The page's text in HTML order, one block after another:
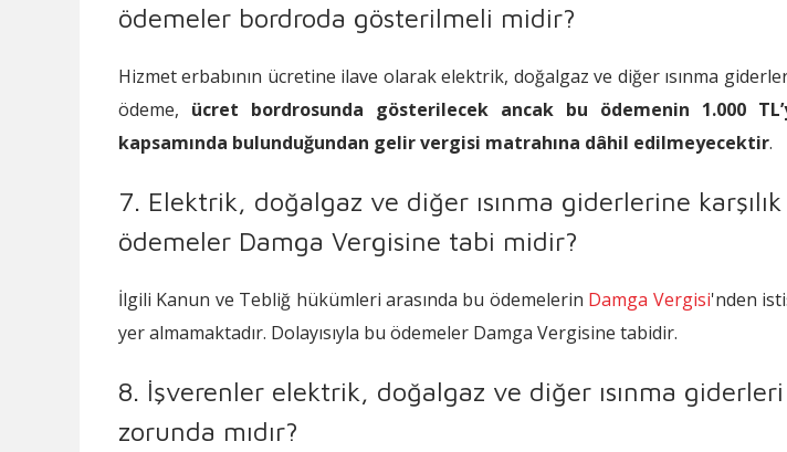
ödemeler bordroda gösterilmeli midir?
Hizmet erbabının ücretine ilave olarak elektrik, doğalgaz ve diğer ısınma
ödeme, ücret bordrosunda gösterilecek ancak bu ödemenin 1.000
kapsamında bulunduğundan gelir vergisi matrahına dâhil edilmeyecektir.
7. Elektrik, doğalgaz ve diğer ısınma giderlerine
ödemeler Damga Vergisine tabi midir?
İlgili Kanun ve Tebliğ hükümleri arasında bu ödemelerin Damga Vergisi'nden
yer almamaktadır. Dolayısıyla bu ödemeler Damga Vergisine tabidir.
8. İşverenler elektrik, doğalgaz ve diğer ısınma giderleri
zorunda mıdır?